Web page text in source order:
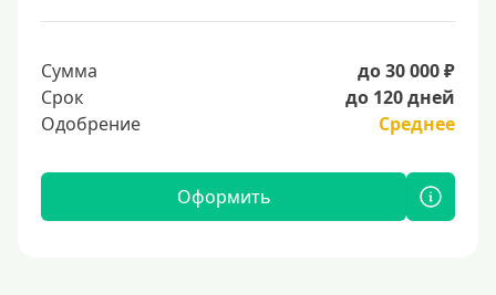
Сумма
до 30 000 ₽
Срок
до 120 дней
Одобрение
Среднее
Оформить